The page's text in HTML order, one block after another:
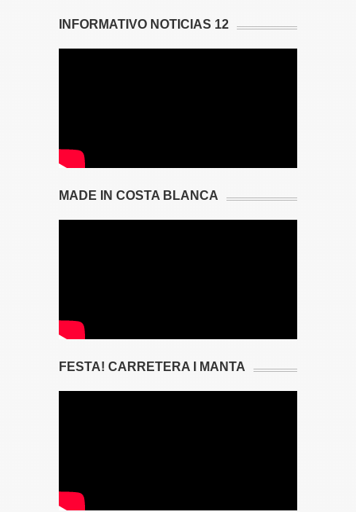
INFORMATIVO NOTICIAS 12
MADE IN COSTA BLANCA
FESTA! CARRETERA I MANTA